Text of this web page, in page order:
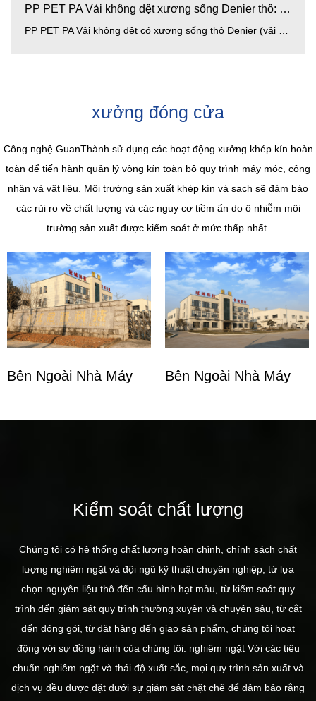
PP PET PA Vải không dệt xương sống Denier thô: Tính chấ...
xưởng đóng cửa
Công nghệ GuanThành sử dụng các hoạt động xưởng khép kín hoàn
toàn để tiến hành quản lý vòng kín toàn bộ quy trình máy móc, công
nhân và vật liệu. Môi trường sản xuất khép kín và sạch sẽ đảm bảo
các rủi ro về chất lượng và các nguy cơ tiềm ẩn do ô nhiễm môi
trường sản xuất được kiểm soát ở mức thấp nhất.
Bên Ngoài Nhà Máy Bên Ngoài Nhà Máy
Kiểm soát chất lượng
Chúng tôi có hệ thống chất lượng hoàn chỉnh, chính sách chất
lượng nghiêm ngặt và đội ngũ kỹ thuật chuyên nghiệp, từ lựa
chọn nguyên liệu thô đến cấu hình hạt màu, từ kiểm soát quy
trình đến giám sát quy trình thường xuyên và chuyên sâu, từ cắt
đến đóng gói, từ đặt hàng đến giao sản phẩm, chúng tôi hoạt
động với sự đồng hành của chúng tôi. nghiêm ngặt Với ​​các tiêu
chuẩn nghiêm ngặt và thái độ xuất sắc, mọi quy trình sản xuất và
dịch vụ đều được đặt dưới sự giám sát chặt chẽ để đảm bảo rằng